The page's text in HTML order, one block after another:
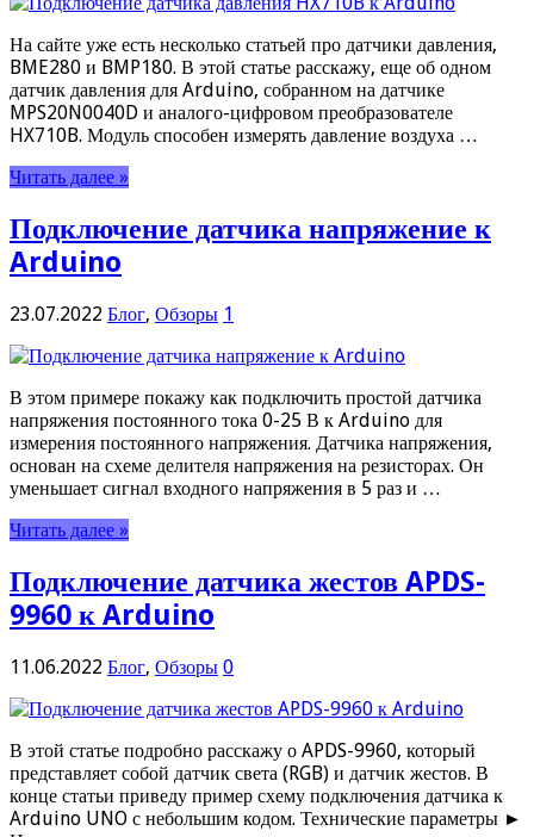
На сайте уже есть несколько статьей про датчики давления,
BME280 и BMP180. В этой статье расскажу, еще об одном
датчик давления для Arduino, собранном на датчике
MPS20N0040D и аналого-цифровом преобразователе
HX710B. Модуль способен измерять давление воздуха …
Читать далее »
Подключение датчика напряжение к
Arduino
23.07.2022 Блог, Обзоры 1
В этом примере покажу как подключить простой датчика
напряжения постоянного тока 0-25 В к Arduino для
измерения постоянного напряжения. Датчика напряжения,
основан на схеме делителя напряжения на резисторах. Он
уменьшает сигнал входного напряжения в 5 раз и …
Читать далее »
Подключение датчика жестов APDS-
9960 к Arduino
11.06.2022 Блог, Обзоры 0
В этой статье подробно расскажу о APDS-9960, который
представляет собой датчик света (RGB) и датчик жестов. В
конце статьи приведу пример схему подключения датчика к
Arduino UNO с небольшим кодом. Технические параметры ►